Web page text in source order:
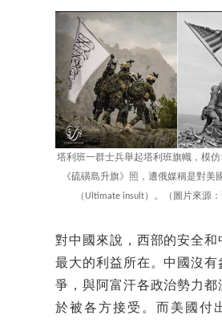
塔利班一群士兵舉起塔利班旗幟，模仿
《硫磺島升旗》照，遭俄媒稱是對美
（Ultimate insult）。（圖片來源：
對中國來說，西部的安全和
最大的利益所在。中國沒有
爭，與阿富汗各政治勢力都
於被各方接受。而美國付